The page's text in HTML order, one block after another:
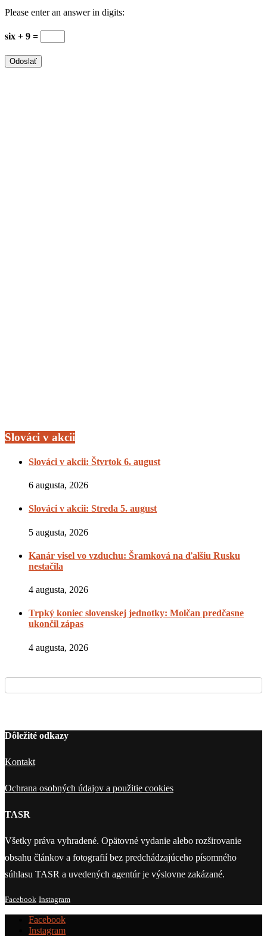
Please enter an answer in digits:
six + 9 =
Slováci v akcii
Slováci v akcii: Štvrtok 6. august
6 augusta, 2026
Slováci v akcii: Streda 5. august
5 augusta, 2026
Kanár visel vo vzduchu: Šramková na ďalšiu Rusku
nestačila
4 augusta, 2026
Trpký koniec slovenskej jednotky: Molčan predčasne
ukončil zápas
4 augusta, 2026
Dôležité odkazy
Kontakt
Ochrana osobných údajov a použitie cookies
TASR
Všetky práva vyhradené. Opätovné vydanie alebo rozširovanie
obsahu článkov a fotografií bez predchádzajúceho písomného
súhlasu TASR a uvedených agentúr je výslovne zakázané.
Facebook Instagram
Facebook
Instagram